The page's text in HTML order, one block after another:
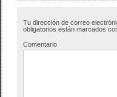
Tu dirección de correo
obligatorios están marcados
Comentario